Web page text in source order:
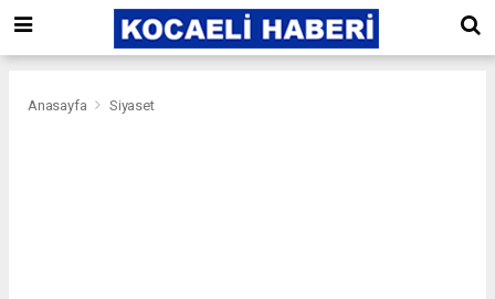
Anasayfa Siyaset